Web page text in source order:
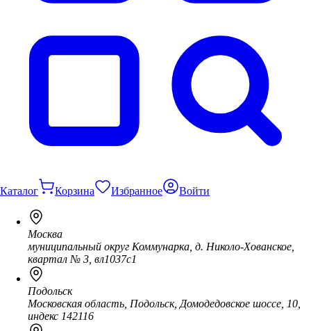
Каталог Корзина Избранное Войти
Москва
муниципальный округ Коммунарка, д. Николо-Хованское,
квартал № 3, вл1037с1
Подольск
Московская область, Подольск, Домодедовское шоссе, 10,
индекс 142116